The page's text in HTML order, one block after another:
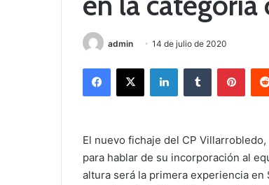
admin 14 de julio de 2020
El nuevo fichaje del CP
para hablar de su incorporación al
altura será la primera experiencia en